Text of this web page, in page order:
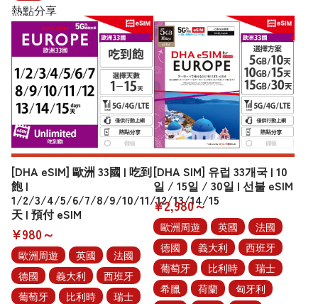
熱點分享
[DHA eSIM] 歐洲 33國 | 吃到
飽 |
1/2/3/4/5/6/7/8/9/10/11/12/13/14/15
天 | 預付 eSIM
¥980～
歐洲周遊 英國
法國
德國
義大利
西班牙
葡萄牙
比利時
瑞士
[DHA SIM] 유럽 33개국 | 10
일 / 15일 / 30일 | 선불 eSIM
¥2,980～
歐洲周遊 英國
法國
德國
義大利
西班牙
葡萄牙
比利時
瑞士
希臘
荷蘭
匈牙利